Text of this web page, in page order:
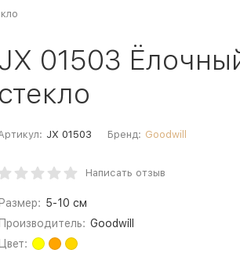
JX 01503
стекло
JX 01503 Бренд: Goodwill
Написать отзыв
Размер: 5-10 см
Производитель: Goodwill
Цвет: